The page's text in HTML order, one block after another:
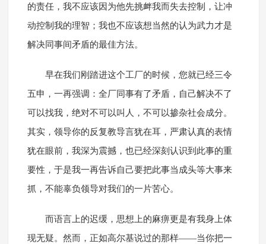
的责任，我不应该因为他先挑衅我而失去控制，让冲
动控制我的理智；我也不应该想当然的认为武力才是
解决同事间矛盾的最佳方法。
早在我们刚踏进这个工厂的时候，您就已经三令
五申，一再强调：全厂同事有了矛盾，自己解决不了
可以找我，绝对不可以叫人，不可以掺杂社会成分。
其实，领导你的反复教导言犹在耳，严肃认真的表情
犹在眼前，我深为震撼，也已经深刻认识到此事的重
要性，于是我一再告诉自己要把此事当成头等大事来
抓，不能辜负领导对我们的一片苦心。
而语言上的迟缓，思想上的麻痹更是有我身上体
现无疑。然而，正如高尔基说过的那样——当你把一